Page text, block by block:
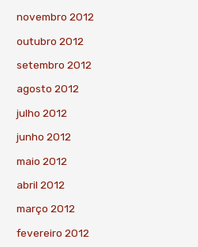
novembro 2012
outubro 2012
setembro 2012
agosto 2012
julho 2012
junho 2012
maio 2012
abril 2012
março 2012
fevereiro 2012